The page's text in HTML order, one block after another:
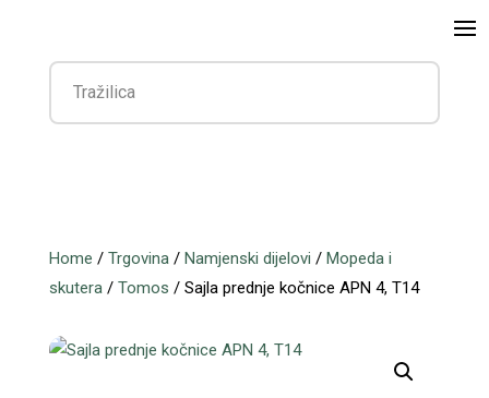
Home / Trgovina/ Namjenski dijelovi / Mopeda i
skutera/ Tomos / Sajla prednje kočnice APN 4, T14